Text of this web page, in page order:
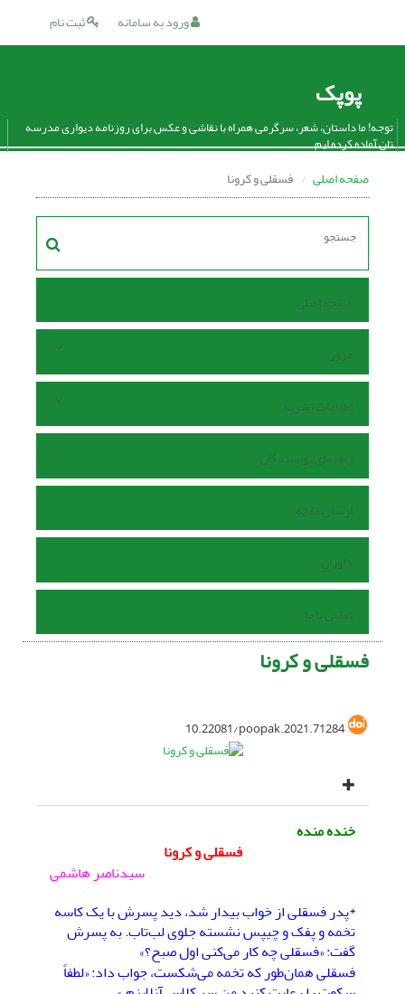
ثبت نام ورود به سامانه
پوپک
توجه! ما داستان، شعر، سرگرمی همراه با نقاشی و عکس برای روزنامه دیواری مدرسه
تان آماده کرده ایم.
صفحه اصلی فسقلی و کرونا
صفحه اصلی
مرور
اطلاعات نشریه
راهنمای نویسندگان
ارسال مقاله
داوران
تماس با ما
فسقلی و کرونا
10.22081/poopak.2021.71284
خنده منده
فسقلی و کرونا
سیدناصر هاشمی
*پدر فسقلی از خواب بیدار شد، دید پسرش با یک کاسه
تخمه و پفک و چیپس نشسته جلوی لب‌تاب. به پسرش
گفت: «فسقلی چه کار می‌کنی اول صبح؟»
فسقلی همان‌طور که تخمه می‌شکست، جواب داد: «لطفاً